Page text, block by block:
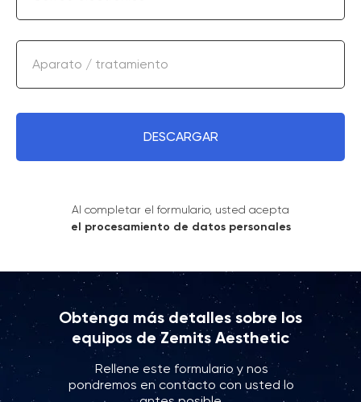
Aparato / tratamiento
DESCARGAR
Al completar el formulario, usted acepta
el procesamiento de datos personales
Obtenga más detalles sobre los
equipos de Zemits Aesthetic
Rellene este formulario y nos
pondremos en contacto con usted lo